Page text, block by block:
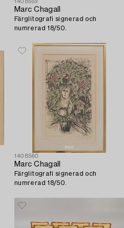
1408559
Marc Chagall
Färglitografi signerad och
numrerad 18/50.
1408560
Marc Chagall
Färglitografi signerad och
numrerad 18/50.